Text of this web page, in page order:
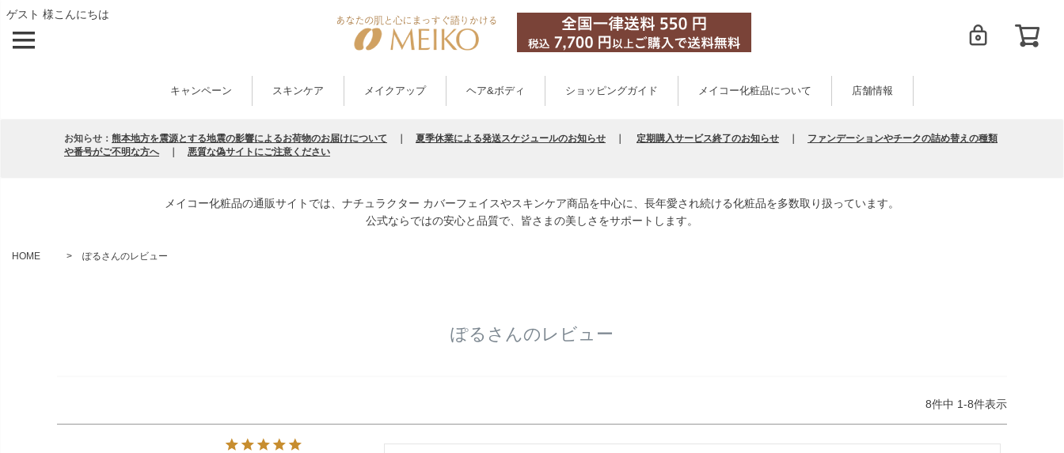
ゲスト 様こんにちは
キャンペーン スキンケア メイクアップ ヘア&ボディ ショッピングガイド メイコー化粧品について 店舗情報
お知らせ： 熊本地方を震源とする地震の影響によるお荷物のお届けについて 夏季休業による発送スケジュールのお知らせ 定期購入サービス終了のお知らせ
ファンデーションやチークの詰め替えの種類
や番号がご不明な方へ｜ 悪質な偽サイトにご注意ください
メイコー化粧品の通販サイトでは、ナチュラクター カバーフェイスやスキンケア商品を中心に、長年愛され続ける化粧品を多数取り扱っています。
公式ならではの安心と品質で、皆さまの美しさをサポートします。
HOME ぽるさんのレビュー
ぽるさんのレビュー
8件中 1-8件表示